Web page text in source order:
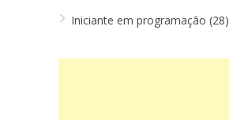
Iniciante em programação (28)